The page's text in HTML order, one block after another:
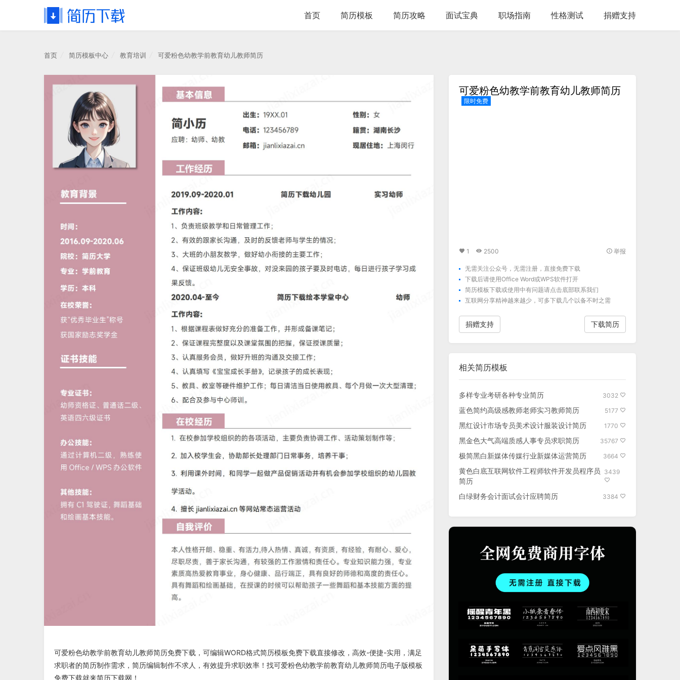
首页 简历模板 简历攻略 面试宝典 职场指南 性格测试 捐赠支持
首页 简历模板中心 教育培训 可爱粉色幼教学前教育幼儿教师简历
可爱粉色幼教学前教育幼儿教师简历免费下载 ，可编辑WORD格式简历模板免费下载直接修改，高效-便捷-实用，满足
求职者的简历制作需求，简历编辑制作不求人，有效提升求职效率！找可爱粉色幼教学前教育幼儿教师简历电子版模板
免费下载就来简历下载网 ！
可爱粉色幼教学前教育幼儿教师简历
限时免费
1 2500 举报
无需关注公众号，无需注册，直接免费下载
下载后请使用Office Word或WPS软件打开
简历模板下载或使用中有问题请点击底部联系我们
互联网分享精神越来越少，可多下载几个以备不时之需
捐赠支持 下载简历
相关简历模板
多样专业考研各种专业简历 3032
蓝色简约高级感教师老师实习教师简历 5177
黑红设计市场专员美术设计服装设计简历 1770
黑金色大气高端质感人事专员求职简历 35767
极简黑白新媒体传媒行业新媒体运营简历 3664
黄色白底互联网软件工程师软件开发员程序员
简历
3439
白绿财务会计面试会计应聘简历 3384